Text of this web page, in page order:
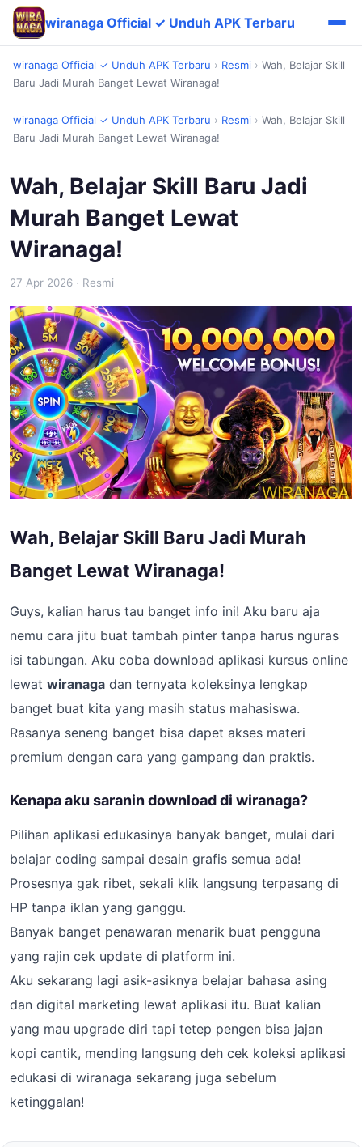
wiranaga Official ✓ Unduh APK Terbaru
wiranaga Official ✓ Unduh APK Terbaru › Resmi › Wah, Belajar Skill
Baru Jadi Murah Banget Lewat Wiranaga!
wiranaga Official ✓ Unduh APK Terbaru › Resmi › Wah, Belajar Skill
Baru Jadi Murah Banget Lewat Wiranaga!
Wah, Belajar Skill Baru Jadi
Murah Banget Lewat
Wiranaga!
27 Apr 2026 · Resmi
Wah, Belajar Skill Baru Jadi Murah
Banget Lewat Wiranaga!
Guys, kalian harus tau banget info ini! Aku baru aja
nemu cara jitu buat tambah pinter tanpa harus nguras
isi tabungan. Aku coba download aplikasi kursus online
lewat wiranaga dan ternyata koleksinya lengkap
banget buat kita yang masih status mahasiswa.
Rasanya seneng banget bisa dapet akses materi
premium dengan cara yang gampang dan praktis.
Kenapa aku saranin download di wiranaga?
Pilihan aplikasi edukasinya banyak banget, mulai dari
belajar coding sampai desain grafis semua ada!
Prosesnya gak ribet, sekali klik langsung terpasang di
HP tanpa iklan yang ganggu.
Banyak banget penawaran menarik buat pengguna
yang rajin cek update di platform ini.
Aku sekarang lagi asik-asiknya belajar bahasa asing
dan digital marketing lewat aplikasi itu. Buat kalian
yang mau upgrade diri tapi tetep pengen bisa jajan
kopi cantik, mending langsung deh cek koleksi aplikasi
edukasi di wiranaga sekarang juga sebelum
ketinggalan!